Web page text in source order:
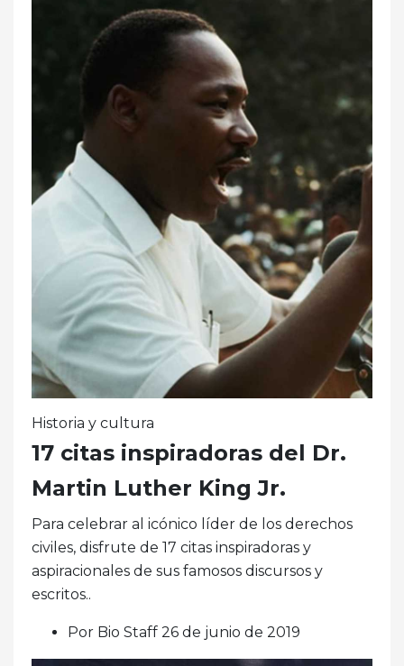
Historia y cultura
17 citas inspiradoras del Dr.
Martin Luther King Jr.
Para celebrar al icónico líder de los derechos
civiles, disfrute de 17 citas inspiradoras y
aspiracionales de sus famosos discursos y
escritos..
Por Bio Staff 26 de junio de 2019